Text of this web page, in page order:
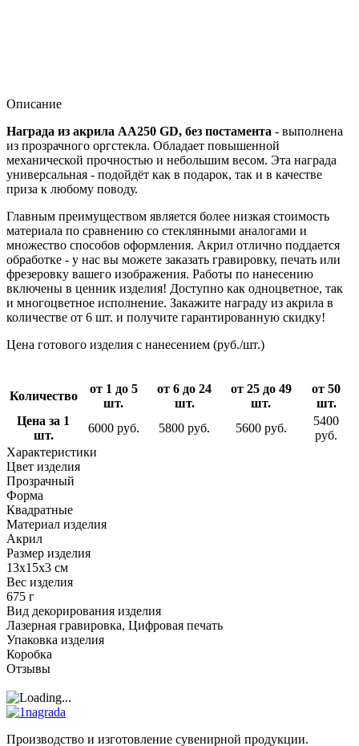
Описание
Награда из акрила AA250 GD, без постамента - выполнена
из прозрачного оргстекла. Обладает повышенной
механической прочностью и небольшим весом. Эта награда
универсальная - подойдёт как в подарок, так и в качестве
приза к любому поводу.
Главным преимуществом является более низкая стоимость
материала по сравнению со стеклянными аналогами и
множество способов оформления. Акрил отлично поддается
обработке - у нас вы можете заказать гравировку, печать или
фрезеровку вашего изображения. Работы по нанесению
включены в ценник изделия! Доступно как одноцветное, так
и многоцветное исполнение. Закажите награду из акрила в
количестве от 6 шт. и получите гарантированную скидку!
Цена готового изделия с нанесением (руб./шт.)
Количество
от 1 до 5
шт.
от 6 до 24
шт.
от 25 до 49
шт.
от 50
шт.
Цена за 1
шт.
6000 руб. 5800 руб. 5600 руб.
5400
руб.
Характеристики
Цвет изделия
Прозрачный
Форма
Квадратные
Материал изделия
Акрил
Размер изделия
13x15x3 см
Вес изделия
675 г
Вид декорирования изделия
Лазерная гравировка, Цифровая печать
Упаковка изделия
Коробка
Отзывы
Производство и изготовление сувенирной продукции.